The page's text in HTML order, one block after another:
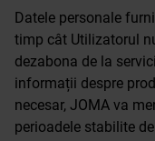
Datele personale
timp cât Utilizatorul
dezabona de la
informații despre
necesar, JOMA va
perioadele stabilite